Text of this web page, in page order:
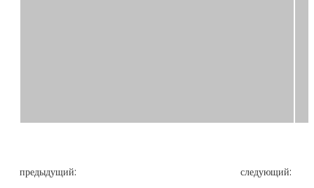
предыдущий: следующий: